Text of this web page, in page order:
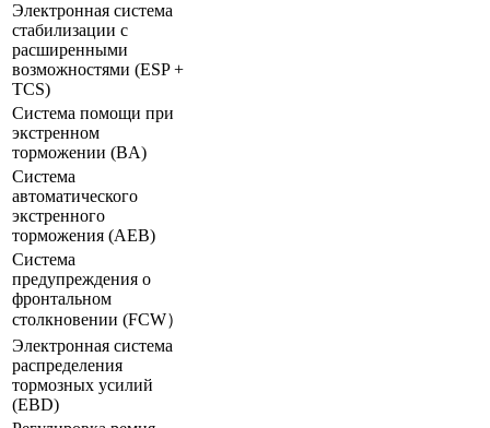
Электронная система
стабилизации с
расширенными
возможностями (ESP +
TCS)
Система помощи при
экстренном
торможении (BA)
Система
автоматического
экстренного
торможения (AEB)
Система
предупреждения о
фронтальном
столкновении (FCW）
Электронная система
распределения
тормозных усилий
(ЕВD)